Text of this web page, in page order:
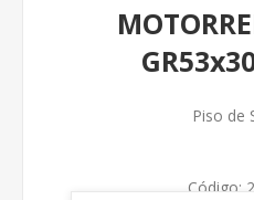
Piso de
Código: